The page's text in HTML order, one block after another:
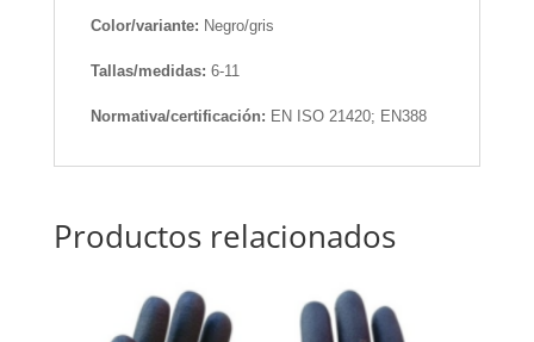
Color/variante: Negro/gris
Tallas/medidas: 6-11
Normativa/certificación: EN ISO 21420; EN388
Productos relacionados